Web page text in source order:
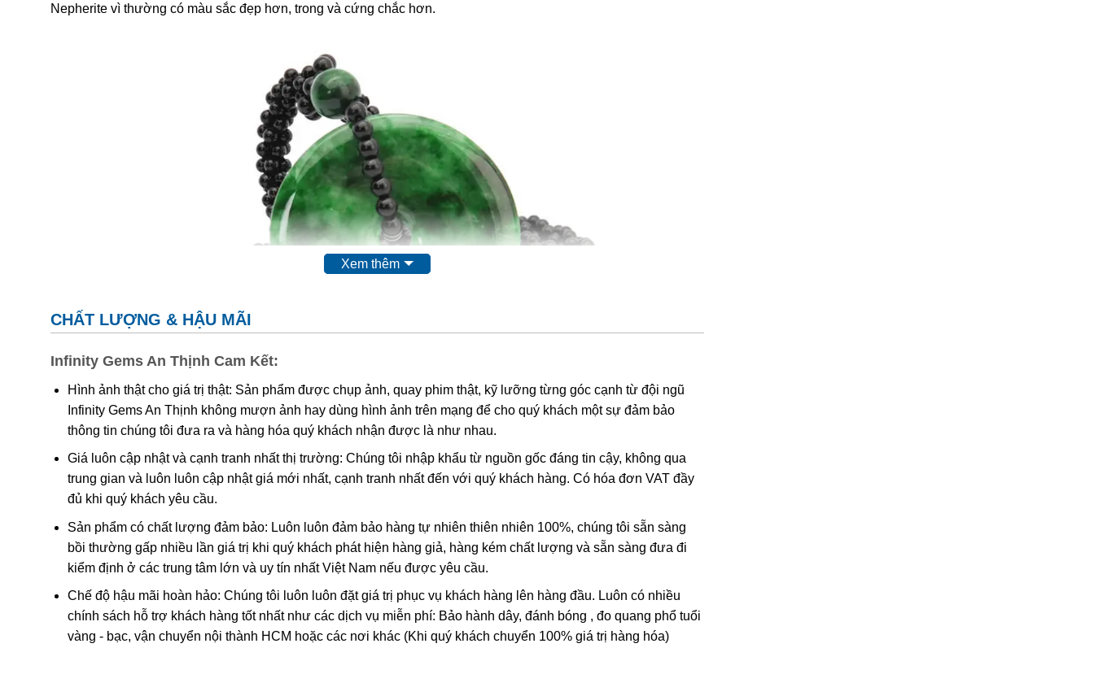
Nepherite vì thường có màu sắc đẹp hơn, trong và cứng chắc hơn.
Hiện Nay Trên Thị Trường Quốc Tế, Đá Cẩm Thạch (Jadeite) được ưa Chuộng Và Có Giá Trị Cao
Tên Jade bắt nguồn từ tiếng Tây Ban Nha “piedra de ijada”, có nghĩa là “đá đau đớn ở bên cạnh”.
Nó được đặt
tên theo cách này sau khi các nhà thám hiểm người Tây Ban Nha thấy những người bản xứ ở Trung Mỹ đang
nghĩa là “thiên đường” hay “đế quốc”. Vì vậy, nó được coi là viên ngọc quý trong văn hoá Trung Quốc. Ở Trung
Quốc, Cẩm thạch đã được tìm thấy trong các ngôi mộ của vua Shang.
Cách xử lý tăng vẻ đẹp thường gặp:
Ngày nay người ta thường xử lý đá cẩm thạch để tạo cho chúng dáng vẻ đẹp hơn, bền hơn và dễ bán hơn. Dựa
vào bản chất xử lý, thị trường chia cẩm thạch tự nhiên làm 3 loại: Loại A- hoàn toàn tự nhiên, không xử lý;
Xem thêm
CHẤT LƯỢNG & HẬU MÃI
Infinity Gems An Thịnh Cam Kết:
Hình ảnh thật cho giá trị thật: Sản phẩm được chụp ảnh, quay phim thật, kỹ lưỡng từng góc cạnh từ đội ngũ
Infinity Gems An Thịnh không mượn ảnh hay dùng hình ảnh trên mạng để cho quý khách một sự đảm bảo
thông tin chúng tôi đưa ra và hàng hóa quý khách nhận được là như nhau.
Giá luôn cập nhật và cạnh tranh nhất thị trường: Chúng tôi nhập khẩu từ nguồn gốc đáng tin cậy, không qua
trung gian và luôn luôn cập nhật giá mới nhất, cạnh tranh nhất đến với quý khách hàng. Có hóa đơn VAT đầy
đủ khi quý khách yêu cầu.
Sản phẩm có chất lượng đảm bảo: Luôn luôn đảm bảo hàng tự nhiên thiên nhiên 100%, chúng tôi sẵn sàng
bồi thường gấp nhiều lần giá trị khi quý khách phát hiện hàng giả, hàng kém chất lượng và sẵn sàng đưa đi
kiểm định ở các trung tâm lớn và uy tín nhất Việt Nam nếu được yêu cầu.
Chế độ hậu mãi hoàn hảo: Chúng tôi luôn luôn đặt giá trị phục vụ khách hàng lên hàng đầu. Luôn có nhiều
chính sách hỗ trợ khách hàng tốt nhất như các dịch vụ miễn phí: Bảo hành dây, đánh bóng , đo quang phổ tuổi
vàng - bạc, vận chuyển nội thành HCM hoặc các nơi khác (Khi quý khách chuyển 100% giá trị hàng hóa)